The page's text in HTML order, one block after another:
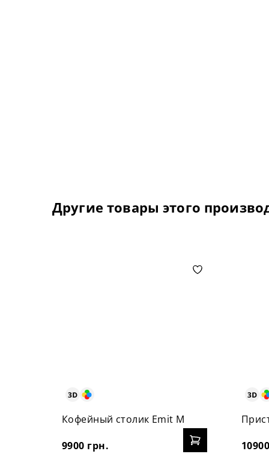
Другие товары этого
Кофейный столик Emit M
9900 грн.